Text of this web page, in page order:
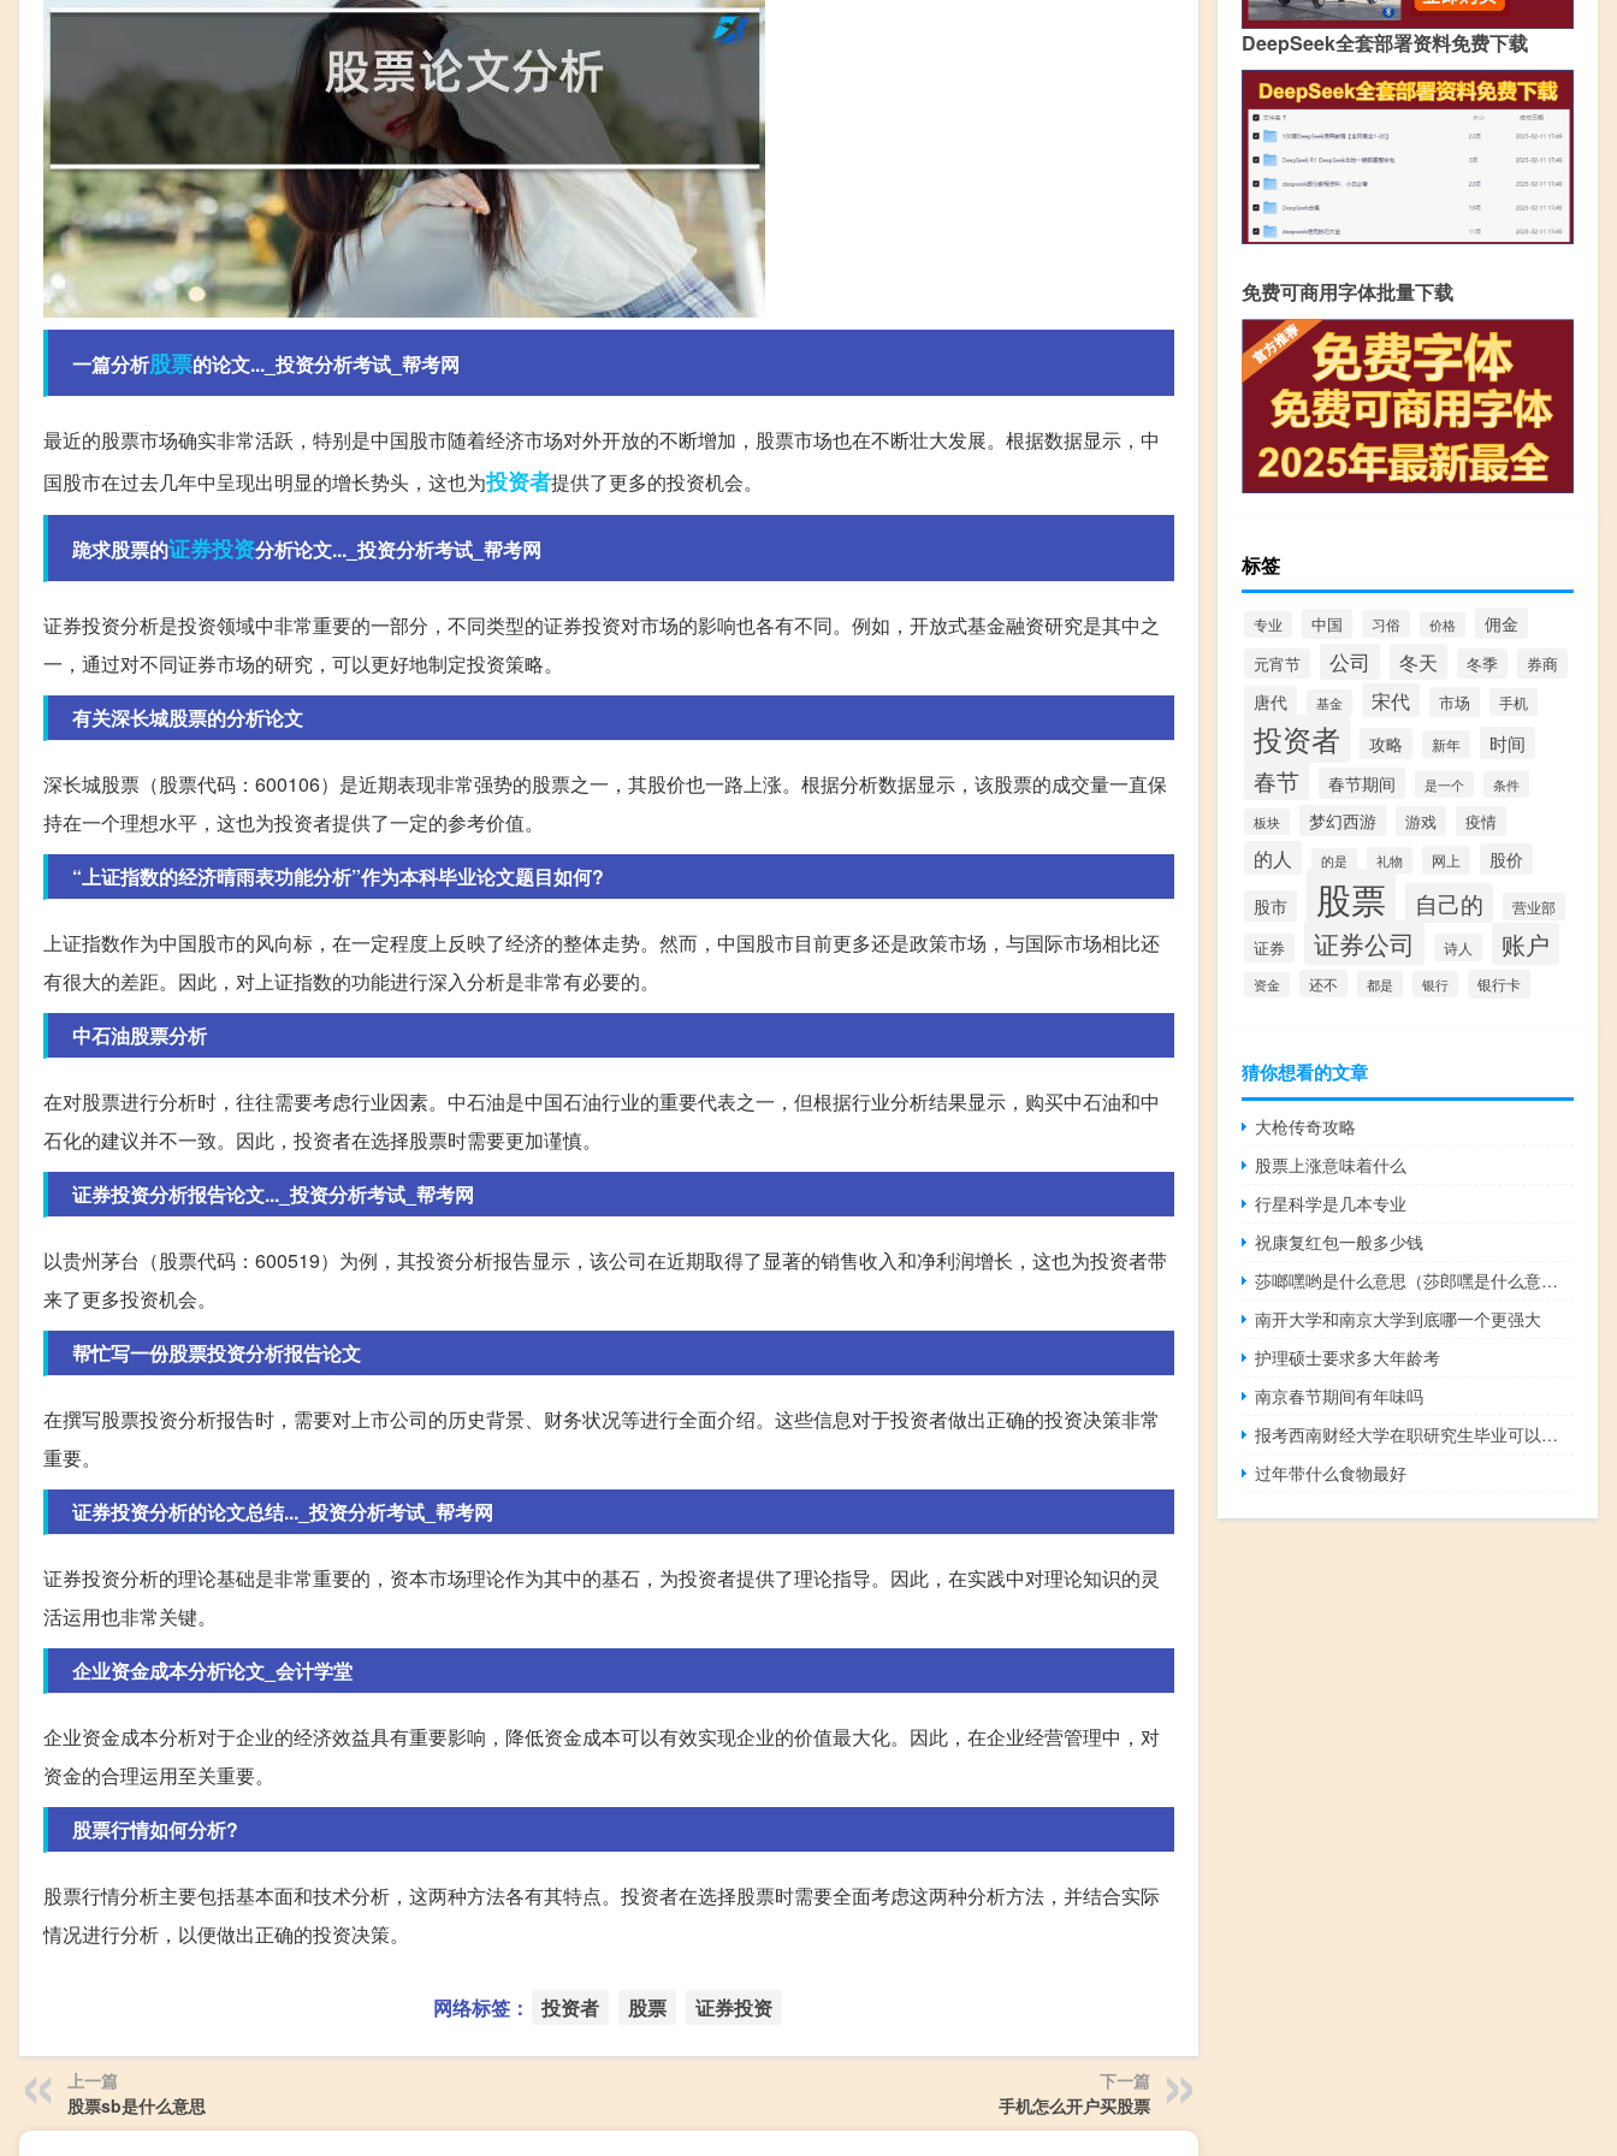
一篇分析股票的论文..._投资分析考试_帮考网
最近的股票市场确实非常活跃，特别是中国股市随着经济市场对外开放的不断增加，股票市场也在不断壮大发展。根据数据显示，中
国股市在过去几年中呈现出明显的增长势头，这也为投资者提供了更多的投资机会。
跪求股票的证券投资分析论文..._投资分析考试_帮考网
证券投资分析是投资领域中非常重要的一部分，不同类型的证券投资对市场的影响也各有不同。例如，开放式基金融资研究是其中之
一，通过对不同证券市场的研究，可以更好地制定投资策略。
有关深长城股票的分析论文
深长城股票（股票代码：600106）是近期表现非常强势的股票之一，其股价也一路上涨。根据分析数据显示，该股票的成交量一直保
持在一个理想水平，这也为投资者提供了一定的参考价值。
“上证指数的经济晴雨表功能分析”作为本科毕业论文题目如何?
上证指数作为中国股市的风向标，在一定程度上反映了经济的整体走势。然而，中国股市目前更多还是政策市场，与国际市场相比还
有很大的差距。因此，对上证指数的功能进行深入分析是非常有必要的。
中石油股票分析
在对股票进行分析时，往往需要考虑行业因素。中石油是中国石油行业的重要代表之一，但根据行业分析结果显示，购买中石油和中
石化的建议并不一致。因此，投资者在选择股票时需要更加谨慎。
证券投资分析报告论文..._投资分析考试_帮考网
以贵州茅台（股票代码：600519）为例，其投资分析报告显示，该公司在近期取得了显著的销售收入和净利润增长，这也为投资者带
来了更多投资机会。
帮忙写一份股票投资分析报告论文
在撰写股票投资分析报告时，需要对上市公司的历史背景、财务状况等进行全面介绍。这些信息对于投资者做出正确的投资决策非常
重要。
证券投资分析的论文总结..._投资分析考试_帮考网
证券投资分析的理论基础是非常重要的，资本市场理论作为其中的基石，为投资者提供了理论指导。因此，在实践中对理论知识的灵
活运用也非常关键。
企业资金成本分析论文_会计学堂
企业资金成本分析对于企业的经济效益具有重要影响，降低资金成本可以有效实现企业的价值最大化。因此，在企业经营管理中，对
资金的合理运用至关重要。
股票行情如何分析?
股票行情分析主要包括基本面和技术分析，这两种方法各有其特点。投资者在选择股票时需要全面考虑这两种分析方法，并结合实际
情况进行分析，以便做出正确的投资决策。
网络标签： 投资者 股票 证券投资
上一篇
股票sb是什么意思
下一篇
手机怎么开户买股票
DeepSeek全套部署资料免费下载
免费可商用字体批量下载
标签
专业 中国 习俗 价格 佣金
元宵节 公司 冬天 冬季 券商
唐代 基金 宋代 市场 手机
投资者 攻略 新年 时间
春节 春节期间 是一个
条件
板块
梦幻西游 游戏 疫情
的人 的是 礼物 网上
股价
股市
股票 自己的 营业部
证券 证券公司 诗人 账户
资金 还不 都是 银行 银行卡
猜你想看的文章
大枪传奇攻略
股票上涨意味着什么
行星科学是几本专业
祝康复红包一般多少钱
莎啷嘿哟是什么意思（莎郎嘿是什么意思）
南开大学和南京大学到底哪一个更强大
护理硕士要求多大年龄考
南京春节期间有年味吗
报考西南财经大学在职研究生毕业可以获得什么证书
过年带什么食物最好